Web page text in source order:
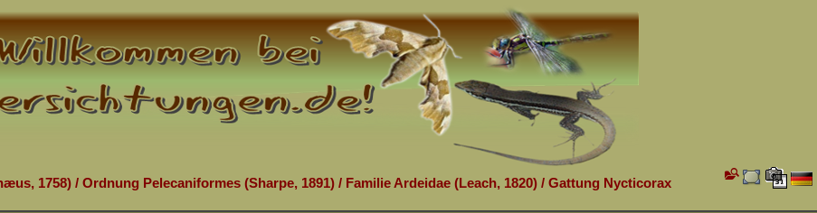
1758) / Ordnung Pelecaniformes (Sharpe, 1891) / Familie Ardeidae (Leach, 1820) / Gattung Nycticorax